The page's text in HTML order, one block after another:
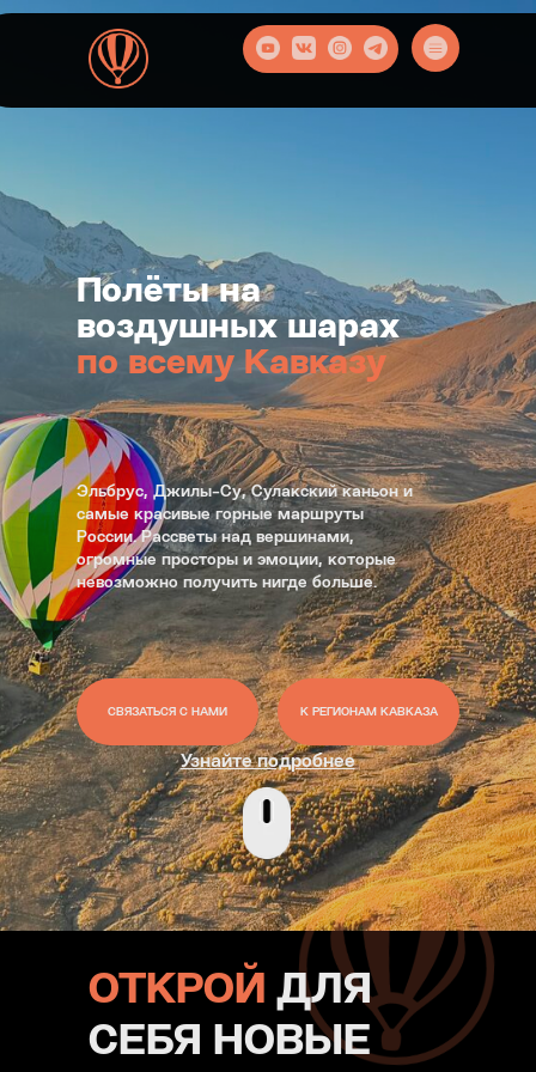
Узнайте подробнее
Полёты на
воздушных шарах
по всему Кавказу
СВЯЗАТЬСЯ С НАМИ К РЕГИОНАМ КАВКАЗА
Эльбрус, Джилы-Су, Сулакский каньон и
самые красивые горные маршруты
России. Рассветы над вершинами,
огромные просторы и эмоции, которые
невозможно получить нигде больше.
ОТКРОЙ ДЛЯ
СЕБЯ НОВЫЕ